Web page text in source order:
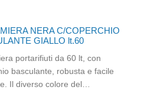
NERA C/COPERCHIO
GIALLO lt.60
portarifiuti da 60 lt, con
basculante, robusta e facile
del